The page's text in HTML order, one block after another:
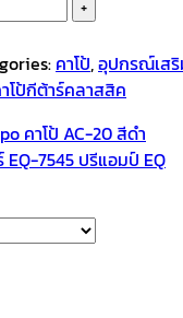
คาโป้,อุปกรณ์เส
โป้กีต้าร์คลาสสิค